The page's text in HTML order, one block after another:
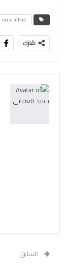
قصائد عامه
شارك
السابق